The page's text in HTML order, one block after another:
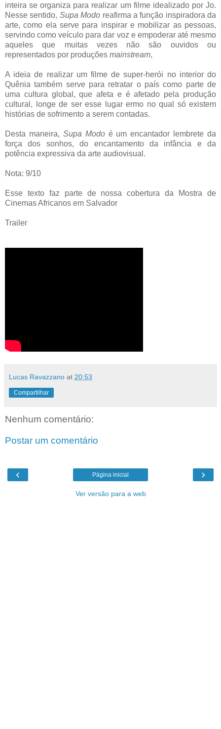
inteira se organiza para realizar um filme idealizado por Jo.
Nesse sentido, Supa Modo reafirma a função inspiradora da
arte, como ela serve para inspirar e mobilizar as pessoas,
servindo como veículo para dar voz e empoderar até mesmo
aqueles que muitas vezes não são ouvidos ou
representados por produções mainstream,
A ideia de realizar um filme de super-herói no interior do
Quênia também serve para retratar o país como parte de
uma cultura global, que afeta e é afetado pela produção
cultural, longe de ser esse lugar ermo no qual só existem
histórias de sofrimento a serem contadas.
Desta maneira, Supa Modo é um encantador lembrete da
força dos sonhos, do encantamento da infância e da
potência expressiva da arte audiovisual.
Nota: 9/10
Esse texto faz parte de nossa cobertura da Mostra de
Cinemas Africanos em Salvador
Trailer
Lucas Ravazzano at 20:53
Compartilhar
Nenhum comentário:
Postar um comentário
‹ ›
Página inicial
Ver versão para a web